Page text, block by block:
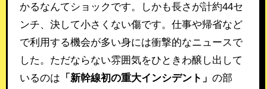
かるなんてショックです。しかも長さが計約44セ
ンチ、決して小さくない傷です。仕事や帰省など
で利用する機会が多い身には衝撃的なニュースで
した。ただならない雰囲気をひときわ醸し出して
いるのは 「新幹線初の重大インシデント」 の部